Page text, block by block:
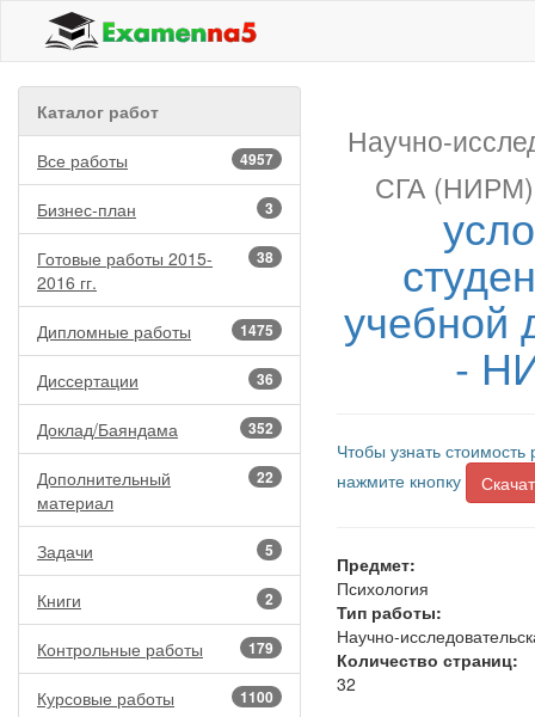
Каталог работ
4957
Все работы
3
Бизнес-план
38
Готовые работы 2015-
2016 гг.
1475
Дипломные работы
36
Диссертации
352
Доклад/Баяндама
22
Дополнительный
материал
5
Задачи
2
Книги
179
Контрольные работы
1100
Курсовые работы
Научно-
СГА
учебной
-
Чтобы узнать
нажмите кнопку
Предмет:
Психология
Тип работы:
Научно-
Количество страниц:
32